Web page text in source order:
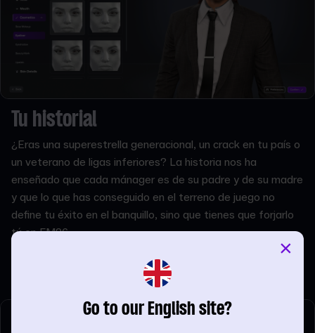
Tu historial
¿Eras una superestrella generacional, un crack en tu país o
un veterano de ligas inferiores? La historia nos ha
enseñado que cada mánager es de su padre y de su madre
y que lo que has conseguido en el terreno de juego no
define tu éxito en el banquillo, sino que tienes que forjarlo
tú en FM26.
Lo que elijas afectará a la reputación de tu mánager al
Go to our English site?
×